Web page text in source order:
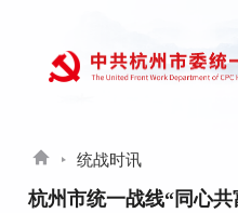
统战时讯
杭州市统一战线“同心